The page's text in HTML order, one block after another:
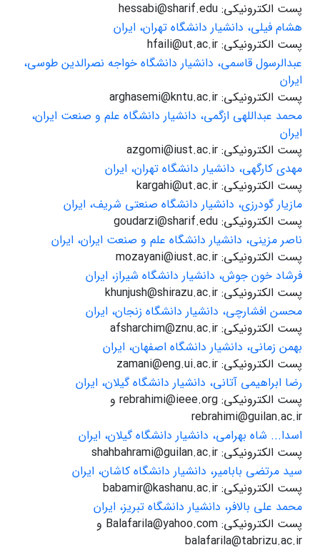
پست الکترونیکی: hessabi@sharif.edu
هشام فیلی، دانشیار دانشگاه تهران، ایران
پست الکترونیکی: hfaili@ut.ac.ir
عبدالرسول قاسمی، دانشیار دانشگاه خواجه نصرالدین طوسی،
ایران
پست الکترونیکی: arghasemi@kntu.ac.ir
محمد عبداللهی ازگمی، دانشیار دانشگاه علم و صنعت ایران،
ایران
پست الکترونیکی: azgomi@iust.ac.ir
مهدی کارگهی، دانشیار دانشگاه تهران، ایران
پست الکترونیکی: kargahi@ut.ac.ir
مازیار گودرزی، دانشیار دانشگاه صنعتی شریف، ایران
پست الکترونیکی: goudarzi@sharif.edu
ناصر مزینی، دانشیار دانشگاه علم و صنعت ایران، ایران
پست الکترونیکی: mozayani@iust.ac.ir
فرشاد خون جوش، دانشیار دانشگاه شیراز، ایران
پست الکترونیکی: khunjush@shirazu.ac.ir
محسن افشارچی، دانشیار دانشگاه زنجان، ایران
پست الکترونیکی: afsharchim@znu.ac.ir
بهمن زمانی، دانشیار دانشگاه اصفهان، ایران
پست الکترونیکی: zamani@eng.ui.ac.ir
رضا ابراهیمی آتانی، دانشیار دانشگاه گیلان، ایران
پست الکترونیکی: rebrahimi@ieee.org و
rebrahimi@guilan.ac.ir
اسدا... شاه بهرامی، دانشیار دانشگاه گیلان، ایران
پست الکترونیکی: shahbahrami@guilan.ac.ir
سید مرتضی بابامیر، دانشیار دانشگاه کاشان، ایران
پست الکترونیکی: babamir@kashanu.ac.ir
محمد علی بالافر، دانشیار دانشگاه تبریز، ایران
پست الکترونیکی: Balafarila@yahoo.com و
balafarila@tabrizu.ac.ir